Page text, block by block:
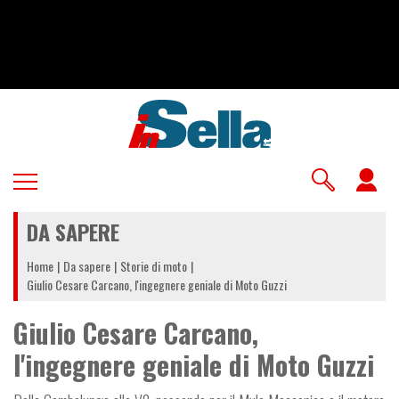
DA SAPERE
Home Da sapere Storie di moto
Giulio Cesare Carcano, l'ingegnere geniale di Moto Guzzi
Giulio Cesare Carcano,
l'ingegnere geniale di Moto Guzzi